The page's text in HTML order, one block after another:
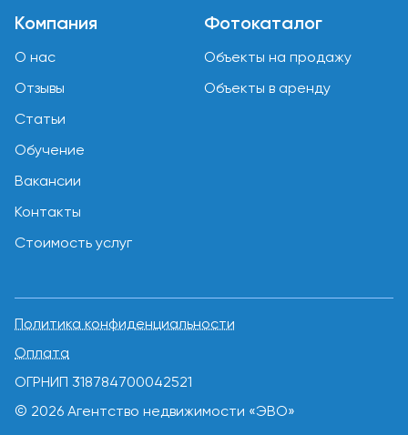
Компания
О нас
Отзывы
Статьи
Обучение
Вакансии
Контакты
Стоимость услуг
Фотокаталог
Объекты на продажу
Объекты в аренду
Политика конфиденциальности
Оплата
ОГРНИП 318784700042521
© 2026 Агентство недвижимости «ЭВО»